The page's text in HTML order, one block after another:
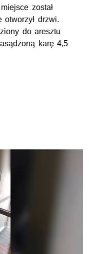
został
drzwi.
do aresztu
karę 4,5